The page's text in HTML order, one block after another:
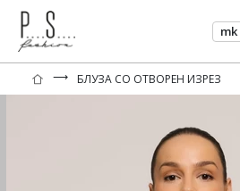
mk
⟶ БЛУЗА СО ОТВОРЕН ИЗРЕЗ